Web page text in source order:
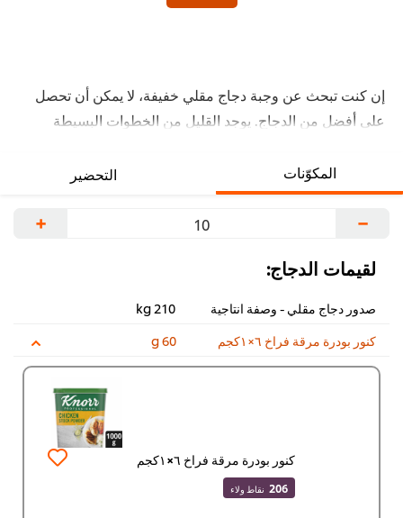
إن كنت تبحث عن وجبة دجاج مقلي خفيفة، لا يمكن أن تحصل
على أفضل من الدجاج. يوجد القليل من الخطوات البسيطة
والصلصة. انظر الوصفة أدناه للحصول على الدجاج بالزعتر،
الثوم والعسل.
المكوّنات التحضير
لقيمات الدجاج:
صدور دجاج مقلي - وصفة انتاجية
210 kg
كنور بودرة مرقة فراخ ٦×١كجم
60 g
كنور بودرة مرقة فراخ ٦×١كجم
206 نقاط ولاء